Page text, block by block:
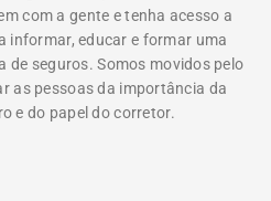
com a gente e tenha acesso a
informar, educar e formar uma
de seguros. Somos movidos pelo
as pessoas da importância da
e do papel do corretor.